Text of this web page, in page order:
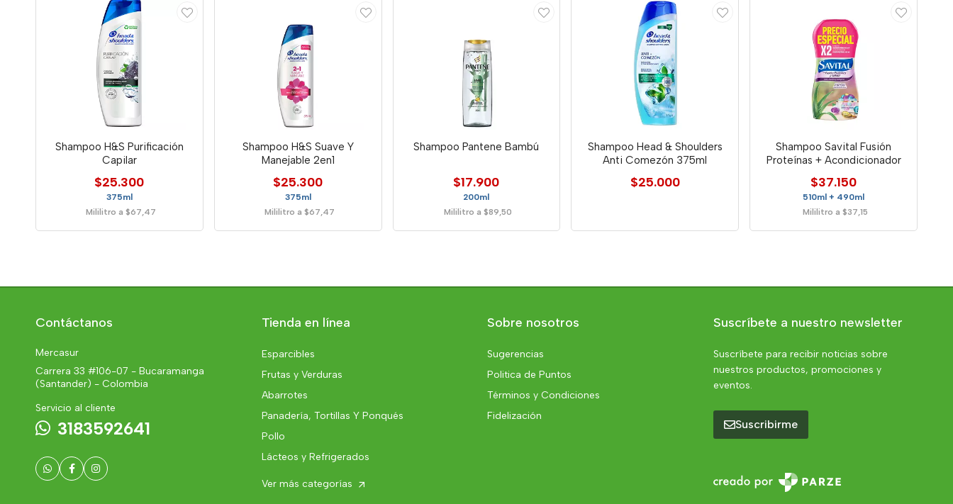
Shampoo H&S Purificación
Capilar
$25.300
375ml
Mililitro a $67,47
Shampoo H&S Suave Y
Manejable 2en1
$25.300
375ml
Mililitro a $67,47
Shampoo Pantene Bambú
$17.900
200ml
Mililitro a $89,50
Shampoo Head & Shoulders
Anti Comezón 375ml
$25.000
Shampoo Savital Fusión
Proteínas + Acondicionador
$37.150
510ml + 490ml
Mililitro a $37,15
Contáctanos
Mercasur
Carrera 33 #106-07 - Bucaramanga
(Santander) - Colombia
Servicio al cliente
3183592641
Tienda en línea
Esparcibles
Frutas y Verduras
Abarrotes
Panadería, Tortillas Y Ponqués
Pollo
Lácteos y Refrigerados
Ver más categorías
Sobre nosotros
Sugerencias
Politica de Puntos
Términos y Condiciones
Fidelización
Suscríbete a nuestro newsletter
Suscríbete para recibir noticias sobre
nuestros productos, promociones y
eventos.
Suscribirme